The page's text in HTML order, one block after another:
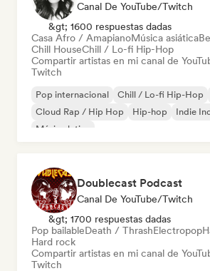
Canal De YouTube/Twitch
&gt; 1600 respuestas dadas
Casa Afro / AmapianoMúsica asiática
Chill HouseChill / Lo-fi Hip-Hop
Compartir artistas en mi canal de
Twitch
Pop internacional Chill / Lo-fi Hip-Hop
Cloud Rap / Hip Hop
Hip-hop Indie
Música latina
Doublecast Podcast
Canal De YouTube/Twitch
&gt; 1700 respuestas dadas
Pop bailableDeath / ThrashElectropop
Hard rock
Compartir artistas en mi canal de
Twitch